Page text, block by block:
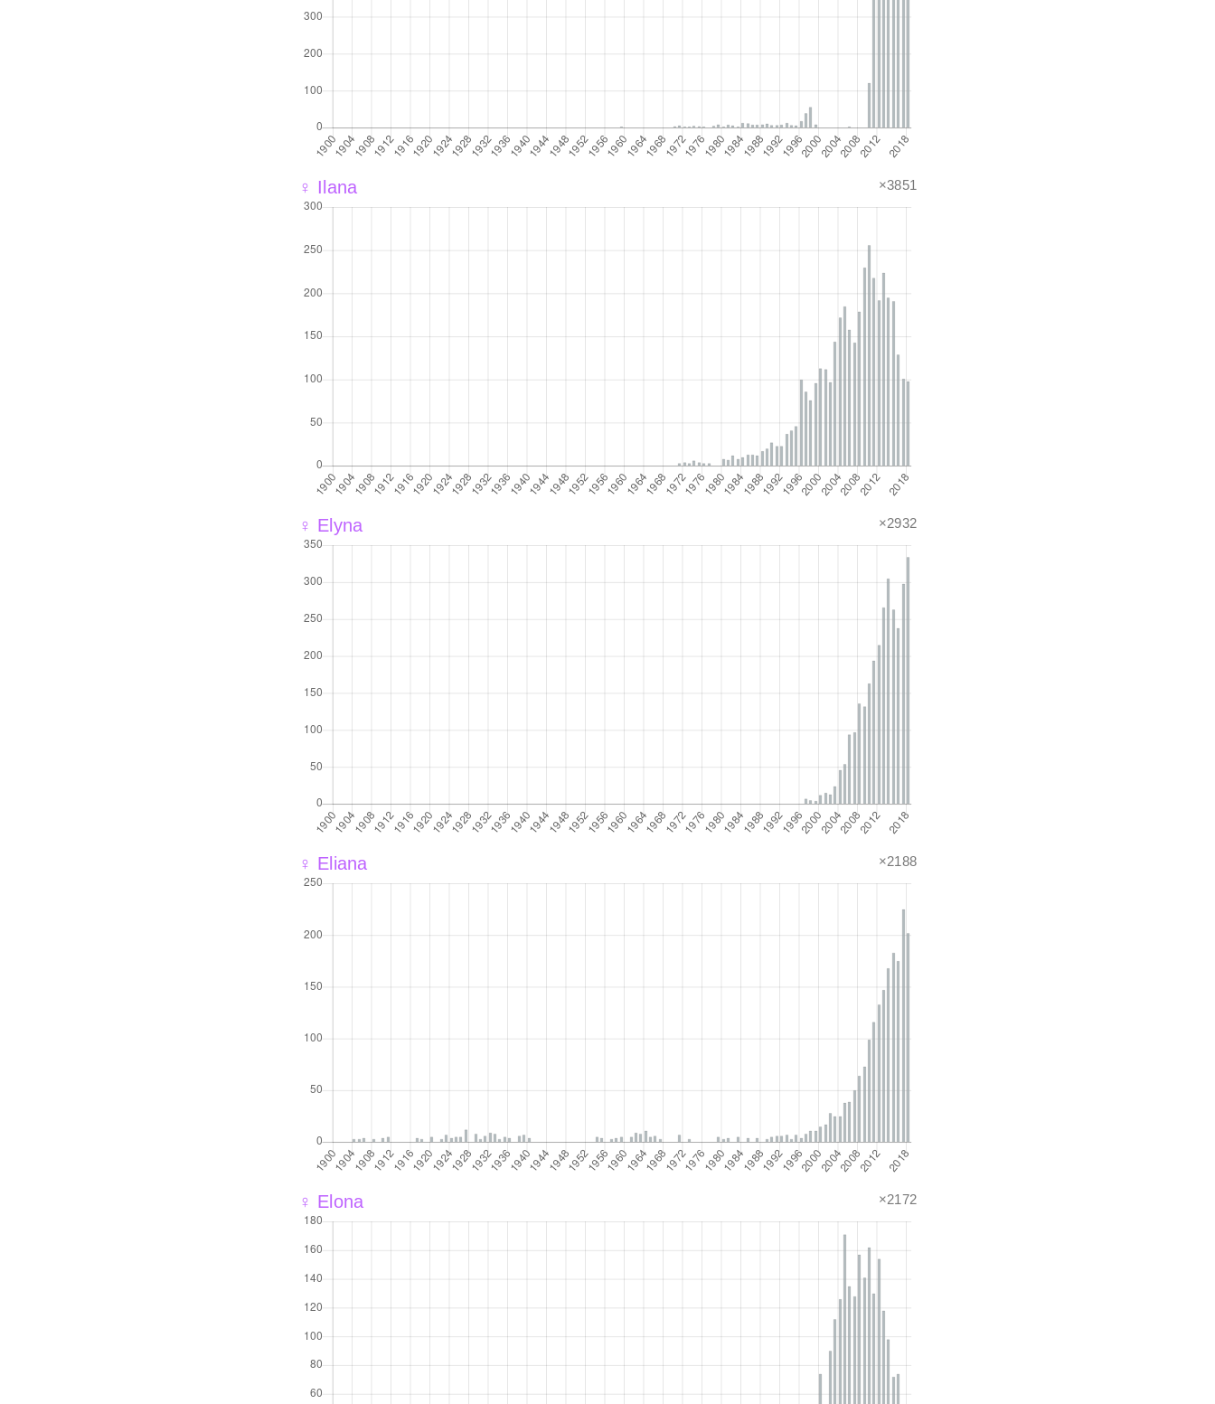
♀ Ilana ×3851
♀ Elyna ×2932
♀ Eliana ×2188
♀ Elona ×2172